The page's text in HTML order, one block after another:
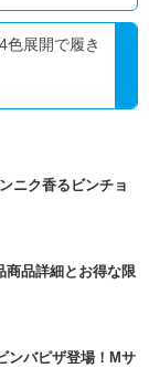
色展開で履き
ニク香るビンチョ
商品詳細とお得な限
ンバピザ登場！Mサ